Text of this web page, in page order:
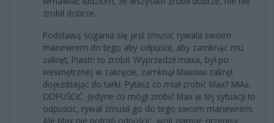
zrobił dobrze.
Podstawą ścigania się jest zmusić rywala swoim
manewrem do tego aby odpuścił, aby zamknąć mu
zakręt, Piastri to zrobił. Wyprzedził maxa, był po
wewnętrznej w zakręcie, zamknął Maxowi zakręt
dojeżdżając do tarki. Pytasz co miał zrobić Max? MIAŁ
ODPUŚCIĆ. Jedyne co mógł zrobić Max w tej sytuacji to
odpuścić, rywal zmusił go do tego swoim manewrem.